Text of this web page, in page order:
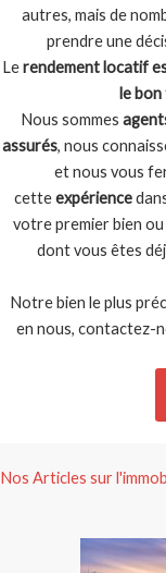
autres, mais de
prendre une
Lerendement locatif
le bon
Nous sommes
assurés, nous
et nous vous
cetteexpérience
votre premier bien
dont vous êtes
Notre bien le plus
en nous, contactez-
Nos Articles sur